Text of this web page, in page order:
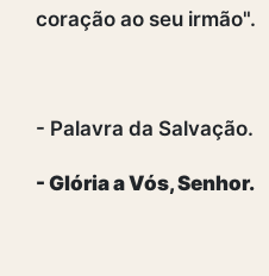
coração ao seu irmão".
- Palavra da Salvação.
- Glória a Vós, Senhor.